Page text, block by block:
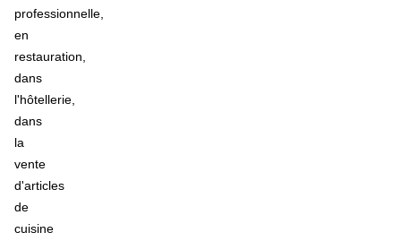
professionnelle,
en
restauration,
dans
l'hôtellerie,
dans
la
vente
d'articles
de
cuisine